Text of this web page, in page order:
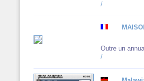
/
Outre un
/